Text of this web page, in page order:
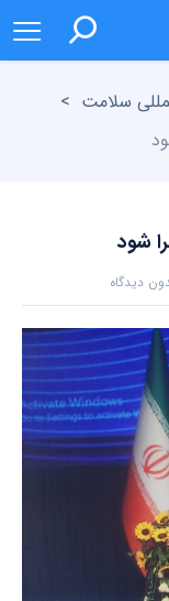
سلامت >
شود
دیدگاه